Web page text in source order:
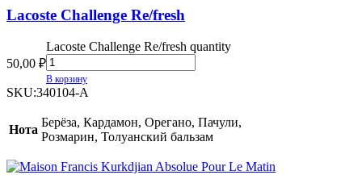
Lacoste Challenge Re/fresh
50,00 ₽
Lacoste Challenge Re/fresh quantity
В корзину
SKU:340104-A
Нота
Берёза, Кардамон, Орегано, Пачули,
Розмарин, Толуанский бальзам